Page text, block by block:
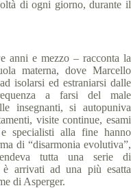
di ogni giorno, durante il
anni e mezzo – racconta la
materna, dove Marcello
isolarsi ed estraniarsi dalle
a farsi del male
insegnanti, si autopuniva
visite continue, esami
specialisti alla fine hanno
di “disarmonia evolutiva”,
tutta una serie di
arrivati ad una più esatta
di Asperger.